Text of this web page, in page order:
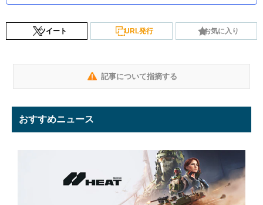
ツイート URL発行 お気に入り
記事について指摘する
おすすめニュース